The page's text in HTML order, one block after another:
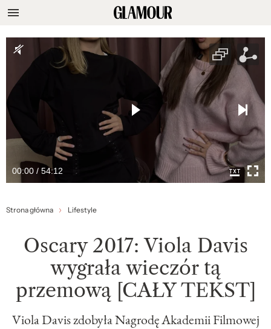
00:00 / 54:12
Strona główna Lifestyle
Oscary 2017: Viola Davis
wygrała wieczór tą
przemową [CAŁY TEKST]
Viola Davis zdobyła Nagrodę Akademii Filmowej